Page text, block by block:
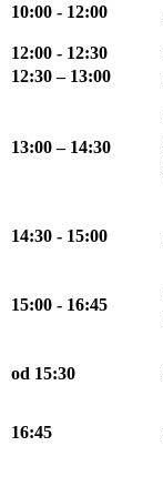
10:00 - 12:00
12:00 - 12:30
12:30 – 13:00
13:00 – 14:30
14:30 - 15:00
15:00 - 16:45
od 15:30
16:45